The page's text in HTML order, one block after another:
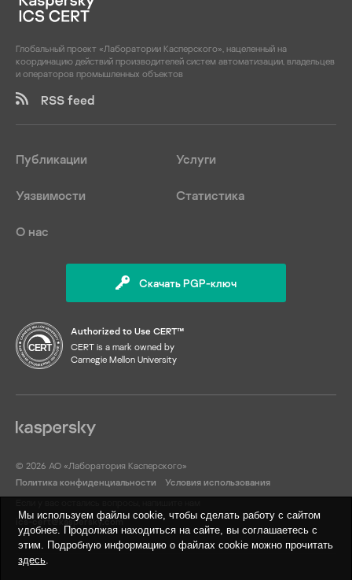
Глобальный проект «Лаборатории Касперского», нацеленный на
координацию действий производителей систем автоматизации, владельцев
и операторов промышленных объектов
RSS feed
Публикации Услуги
Уязвимости Статистика
О нас
Скачать PGP-ключ
Authorized to Use CERT™
CERT is a mark owned by
Carnegie Mellon University
© 2026 АО «Лаборатория Касперского»
Политика конфиденциальности
Условия использования
ics-cert@kaspersky.com
Мы используем файлы cookie, чтобы сделать работу с сайтом
удобнее. Продолжая находиться на сайте, вы соглашаетесь с
этим. Подробную информацию о файлах cookie можно прочитать
здесь.